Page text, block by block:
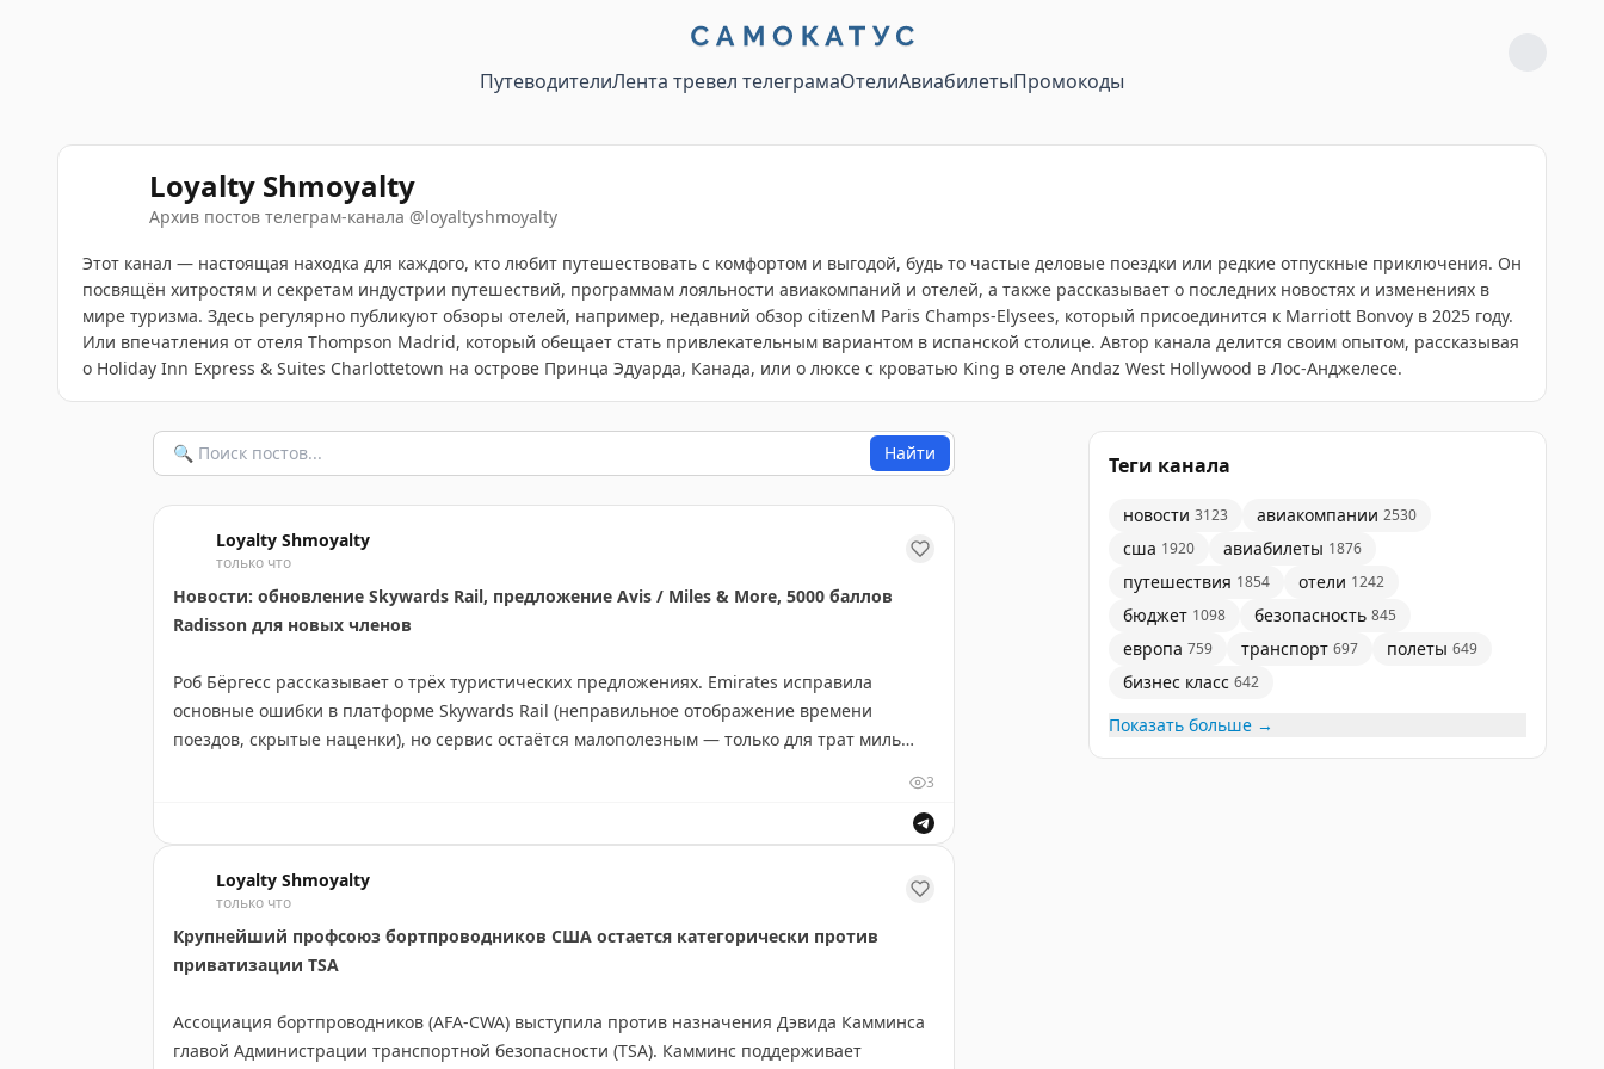
ПутеводителиЛента тревел телеграмаОтелиАвиабилетыПромокоды
Loyalty Shmoyalty
Архив постов телеграм-канала @loyaltyshmoyalty
Этот канал — настоящая находка для каждого, кто любит путешествовать с комфортом и выгодой, будь то частые деловые поездки или редкие отпускные приключения. Он
посвящён хитростям и секретам индустрии путешествий, программам лояльности авиакомпаний и отелей, а также рассказывает о последних новостях и изменениях в
мире туризма. Здесь регулярно публикуют обзоры отелей, например, недавний обзор citizenM Paris Champs-Elysees, который присоединится к Marriott Bonvoy в 2025 году.
Или впечатления от отеля Thompson Madrid, который обещает стать привлекательным вариантом в испанской столице. Автор канала делится своим опытом, рассказывая
о Holiday Inn Express & Suites Charlottetown на острове Принца Эдуарда, Канада, или о люксе с кроватью King в отеле Andaz West Hollywood в Лос-Анджелесе.
Найти
Loyalty Shmoyalty
только что
Новости: обновление Skywards Rail, предложение Avis / Miles & More, 5000 баллов
Radisson для новых членов
Роб Бёргесс рассказывает о трёх туристических предложениях. Emirates исправила
основные ошибки в платформе Skywards Rail (неправильное отображение времени
поездов, скрытые наценки), но сервис остаётся малополезным — только для трат миль
регистрации по реферальной ссылке существующего члена (срок регистрации до 6
октября 2026, использовать в течение года). Баллы можно применить к любому
бронированию. Держатели The Platinum Card от American Express могут повысить статус
до Premium.
3
Loyalty Shmoyalty
только что
Крупнейший профсоюз бортпроводников США остается категорически против
приватизации TSA
Ассоциация бортпроводников (AFA-CWA) выступила против назначения Дэвида Камминса
главой Администрации транспортной безопасности (TSA). Камминс поддерживает
Теги канала
новости 3123 авиакомпании 2530
сша 1920 авиабилеты 1876
путешествия 1854 отели 1242
бюджет 1098 безопасность 845
европа 759 транспорт 697 полеты 649
бизнес класс 642
Показать больше →